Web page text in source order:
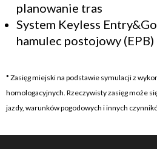
planowanie tras
System Keyless
hamulec postojowy (EPB)
* Zasięg miejski na podstawie symulacji z
homologacyjnych. Rzeczywisty zasięg może
jazdy, warunków pogodowych i innych